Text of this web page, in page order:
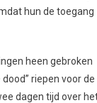
hun de toegang
heen gebroken
riepen voor de
dagen tijd over